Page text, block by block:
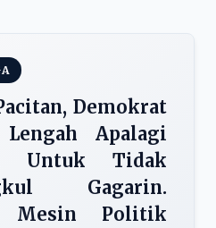
Demokrat
Lengah Apalagi
Untuk Tidak
Gagarin.
Mesin Politik